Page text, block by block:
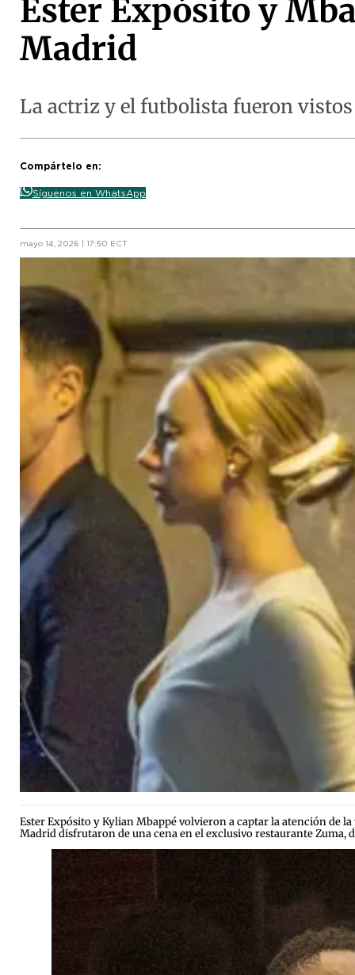
Ester Expósito y
Madrid
La actriz y el futbolista fueron
Compártelo en:
Síguenos en WhatsApp
mayo 14, 2026 | 17:50 ECT
Ester Expósito y Kylian Mbappé volvieron a captar la atención de
Madrid disfrutaron de una cena en el exclusivo restaurante